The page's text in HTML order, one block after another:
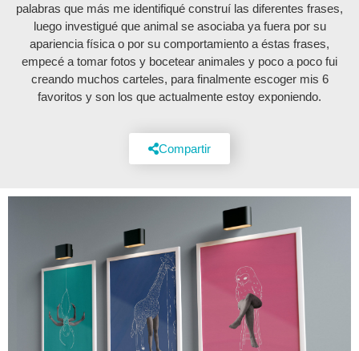
palabras que más me identifiqué construí las diferentes frases,
luego investigué que animal se asociaba ya fuera por su
apariencia física o por su comportamiento a éstas frases,
empecé a tomar fotos y bocetear animales y poco a poco fui
creando muchos carteles, para finalmente escoger mis 6
favoritos y son los que actualmente estoy exponiendo.
Compartir